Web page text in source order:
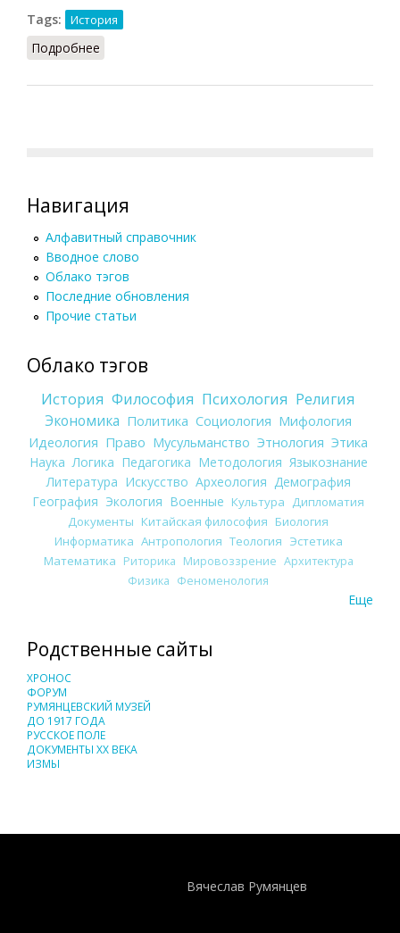
Tags:
История
Подробнее
Навигация
Алфавитный справочник
Вводное слово
Облако тэгов
Последние обновления
Прочие статьи
Облако тэгов
История Философия Психология Религия
Экономика Политика Социология Мифология
Идеология Право Мусульманство Этнология Этика
Наука Логика Педагогика Методология Языкознание
Литература Искусство Археология Демография
География Экология Военные Культура
Дипломатия
Документы Китайская философия Биология
Информатика Антропология Теология Эстетика
Математика Риторика Мировоззрение Архитектура
Физика Феноменология
Еще
Родственные сайты
ХРОНОС
ФОРУМ
РУМЯНЦЕВСКИЙ МУЗЕЙ
ДО 1917 ГОДА
РУССКОЕ ПОЛЕ
ДОКУМЕНТЫ XX ВЕКА
ИЗМЫ
Вячеслав Румянцев